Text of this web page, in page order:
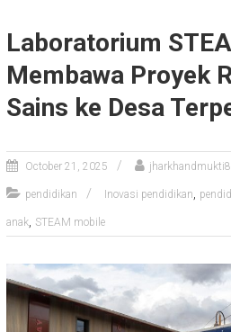
Laboratorium
Membawa Proyek
Sains ke Desa
October 21, 2025
pendidikan Inovasi pendidikan,
anak, STEAM mobile